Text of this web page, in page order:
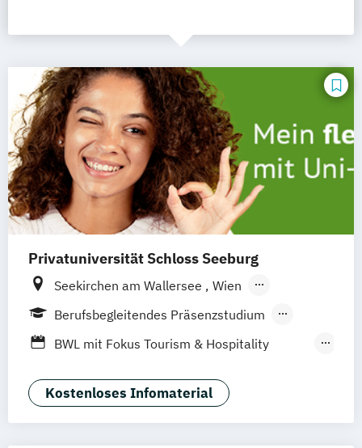
Privatuniversität Schloss Seeburg
Seekirchen am Wallersee
Wien
Innsbruck Graz Linz Südtirol
Berufsbegleitendes Präsenzstudium
Fernstudium
Vollzeit Duales Studium
BWL mit Fokus Tourism & Hospitality
BWL mit Fokus auf Immobilienwirtschaft
Betriebswirtschaftslehre
Kostenloses Infomaterial